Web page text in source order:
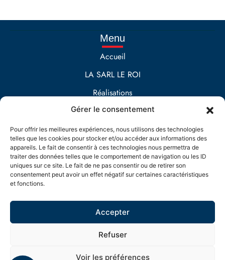
Gérer le consentement
Pour offrir les meilleures expériences, nous utilisons des technologies
telles que les cookies pour stocker et/ou accéder aux informations des
appareils. Le fait de consentir à ces technologies nous permettra de
traiter des données telles que le comportement de navigation ou les ID
uniques sur ce site. Le fait de ne pas consentir ou de retirer son
consentement peut avoir un effet négatif sur certaines caractéristiques
et fonctions.
Accepter
Refuser
Voir les préférences
Menu
Accueil
LA SARL LE ROI
Réalisations
Contact
Prestations
Maçonnerie
EXTENSION DE MAISON
Aménagement extérieur
Mentions légales